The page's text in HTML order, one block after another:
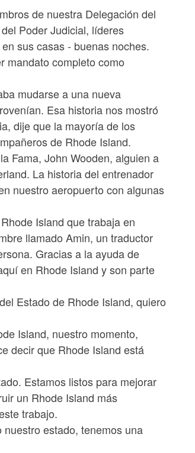
de nuestra Delegación del
Poder Judicial, líderes
sus casas - buenas noches.
mandato completo como
mudarse a una nueva
Esa historia nos mostró
dije que la mayoría de los
de Rhode Island.
Fama, John Wooden, alguien a
La historia del entrenador
nuestro aeropuerto con algunas
Island que trabaja en
llamado Amin, un traductor
Gracias a la ayuda de
en Rhode Island y son parte
Estado de Rhode Island, quiero
Island, nuestro momento,
decir que Rhode Island está
Estamos listos para mejorar
un Rhode Island más
trabajo.
estado, tenemos una